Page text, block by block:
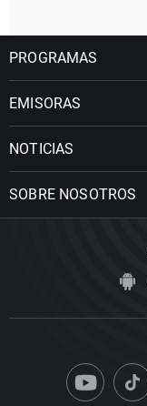
PROGRAMAS
EMISORAS
NOTICIAS
SOBRE NOSOTROS